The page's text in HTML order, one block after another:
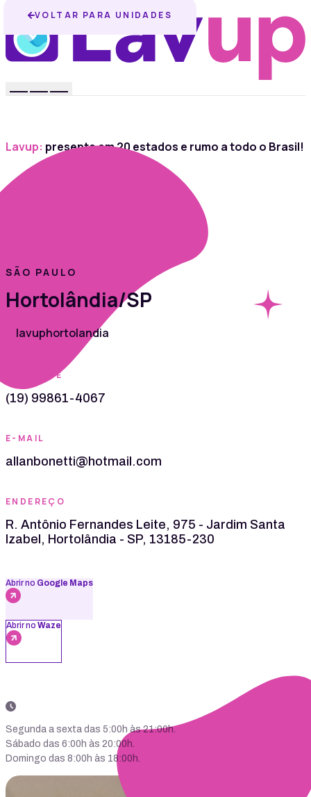
Lavup: presente em 20 estados e rumo a todo o Brasil!
VOLTAR PARA UNIDADES
SÃO PAULO
Hortolândia/SP
lavuphortolandia
TELEFONE
(19) 99861-4067
E-MAIL
allanbonetti@hotmail.com
ENDEREÇO
R. Antônio Fernandes Leite, 975 - Jardim Santa
Izabel, Hortolândia - SP, 13185-230
Abrir no Google Maps
Abrir no Waze
Segunda a sexta das 5:00h às 21:00h.
Sábado das 6:00h às 20:00h.
Domingo das 8:00h às 18:00h.